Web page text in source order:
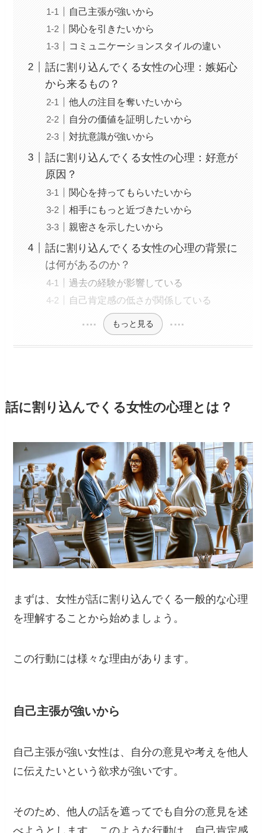
自己主張が強いから
関心を引きたいから
コミュニケーションスタイルの違い
話に割り込んでくる女性の心理：嫉妬心
から来るもの？
他人の注目を奪いたいから
自分の価値を証明したいから
対抗意識が強いから
話に割り込んでくる女性の心理：好意が
原因？
関心を持ってもらいたいから
相手にもっと近づきたいから
親密さを示したいから
話に割り込んでくる女性の心理の背景に
は何があるのか？
過去の経験が影響している
自己肯定感の低さが関係している
もっと見る
話に割り込んでくる女性の心理とは？
まずは、女性が話に割り込んでくる一般的な心理
を理解することから始めましょう。
この行動には様々な理由があります。
自己主張が強いから
自己主張が強い女性は、自分の意見や考えを他人
に伝えたいという欲求が強いです。
そのため、他人の話を遮ってでも自分の意見を述